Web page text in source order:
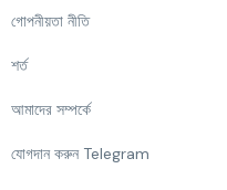
গোপনীয়তা নীতি
শর্ত
আমাদের সম্পর্কে
যোগদান করুন Telegram